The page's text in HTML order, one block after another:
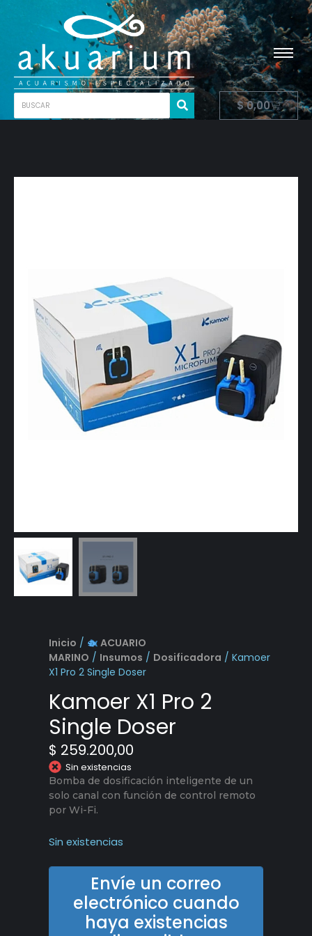
$0,00
Inicio /
ACUARIO
MARINO / Insumos / Dosificadora / Kamoer
X1 Pro 2 Single Doser
Kamoer X1 Pro 2
Single Doser
$ 259.200,00
Sin existencias
Bomba de dosificación inteligente de un
solo canal con función de control remoto
por Wi-Fi.
Sin existencias
Envíe un correo
electrónico cuando
haya existencias